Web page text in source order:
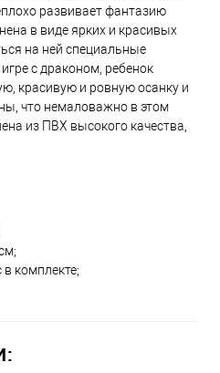
развивает фантазию
в виде ярких и красивых
на ней специальные
с драконом, ребенок
красивую и ровную осанку и
что немаловажно в этом
из ПВХ высокого качества,
комплекте;